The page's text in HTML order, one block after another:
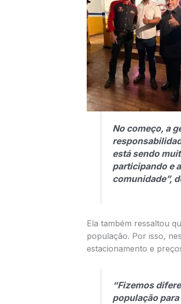
No começo, a
está sendo
participando e
comunidade”,
Ela também ressaltou
população. Por isso,
estacionamento e
“Fizemos
população